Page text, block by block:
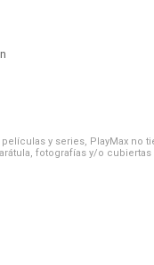
y series, PlayMax
fotografías y/o